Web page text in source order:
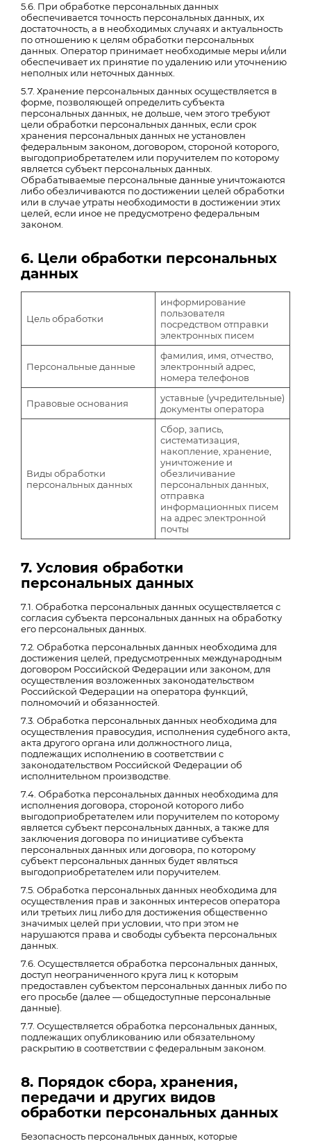
5.6. При обработке персональных данных
обеспечивается точность персональных данных, их
достаточность, а в необходимых случаях и актуальность
по отношению к целям обработки персональных
данных. Оператор принимает необходимые меры и/или
обеспечивает их принятие по удалению или уточнению
неполных или неточных данных.
5.7. Хранение персональных данных осуществляется в
форме, позволяющей определить субъекта
персональных данных, не дольше, чем этого требуют
цели обработки персональных данных, если срок
хранения персональных данных не установлен
федеральным законом, договором, стороной которого,
выгодоприобретателем или поручителем по которому
является субъект персональных данных.
Обрабатываемые персональные данные уничтожаются
либо обезличиваются по достижении целей обработки
или в случае утраты необходимости в достижении этих
целей, если иное не предусмотрено федеральным
законом.
6. Цели обработки персональных
данных
Цель обработки
информирование
пользователя
посредством отправки
электронных писем
Персональные данные
фамилия, имя, отчество,
электронный адрес,
номера телефонов
Правовые основания
уставные (учредительные)
документы оператора
Виды обработки
персональных данных
Сбор, запись,
систематизация,
накопление, хранение,
уничтожение и
обезличивание
персональных данных,
отправка
информационных писем
на адрес электронной
почты
7. Условия обработки
персональных данных
7.1. Обработка персональных данных осуществляется с
согласия субъекта персональных данных на обработку
его персональных данных.
7.2. Обработка персональных данных необходима для
достижения целей, предусмотренных международным
договором Российской Федерации или законом, для
осуществления возложенных законодательством
Российской Федерации на оператора функций,
полномочий и обязанностей.
7.3. Обработка персональных данных необходима для
осуществления правосудия, исполнения судебного акта,
акта другого органа или должностного лица,
подлежащих исполнению в соответствии с
законодательством Российской Федерации об
исполнительном производстве.
7.4. Обработка персональных данных необходима для
исполнения договора, стороной которого либо
выгодоприобретателем или поручителем по которому
является субъект персональных данных, а также для
заключения договора по инициативе субъекта
персональных данных или договора, по которому
субъект персональных данных будет являться
выгодоприобретателем или поручителем.
7.5. Обработка персональных данных необходима для
осуществления прав и законных интересов оператора
или третьих лиц либо для достижения общественно
значимых целей при условии, что при этом не
нарушаются права и свободы субъекта персональных
данных.
7.6. Осуществляется обработка персональных данных,
доступ неограниченного круга лиц к которым
предоставлен субъектом персональных данных либо по
его просьбе (далее — общедоступные персональные
данные).
7.7. Осуществляется обработка персональных данных,
подлежащих опубликованию или обязательному
раскрытию в соответствии с федеральным законом.
8. Порядок сбора, хранения,
передачи и других видов
обработки персональных данных
Безопасность персональных данных, которые